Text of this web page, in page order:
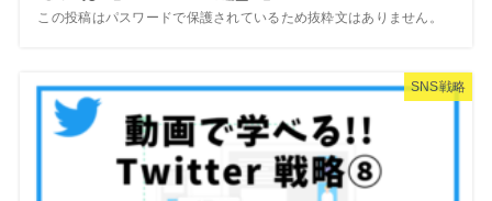
この投稿はパスワードで保護されているため抜粋文はありません。
SNS戦略